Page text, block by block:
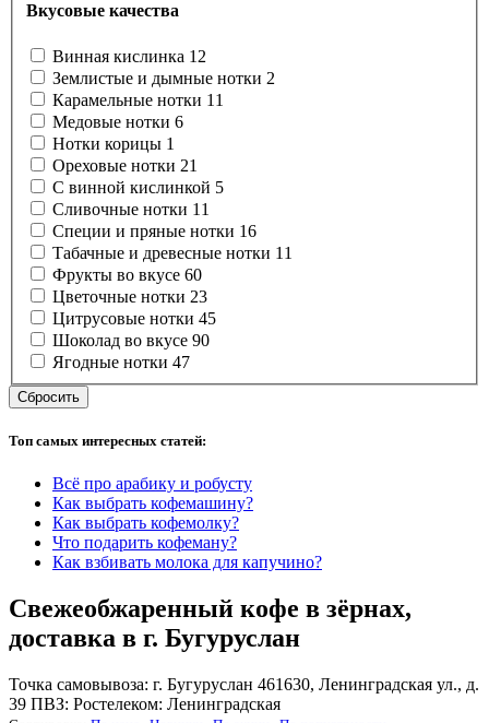
Вкусовые качества
Винная кислинка 12
Землистые и дымные нотки 2
Карамельные нотки 11
Медовые нотки 6
Нотки корицы 1
Ореховые нотки 21
С винной кислинкой 5
Сливочные нотки 11
Специи и пряные нотки 16
Табачные и древесные нотки 11
Фрукты во вкусе 60
Цветочные нотки 23
Цитрусовые нотки 45
Шоколад во вкусе 90
Ягодные нотки 47
Сбросить
Топ самых интересных статей:
Всё про арабику и робусту
Как выбрать кофемашину?
Как выбрать кофемолку?
Что подарить кофеману?
Как взбивать молока для капучино?
Свежеобжаренный кофе в зёрнах,
доставка в г. Бугуруслан
Точка самовывоза: г. Бугуруслан 461630, Ленинградская ул., д.
39 ПВЗ: Ростелеком: Ленинградская